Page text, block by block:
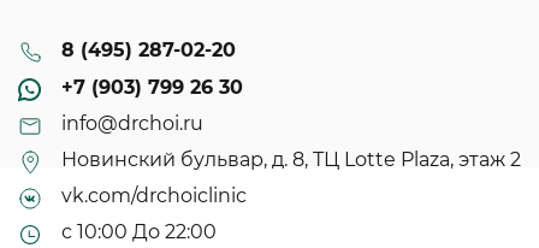
8 (495) 287-02-20
+7 (903) 799 26 30
info@drchoi.ru
Новинский бульвар, д. 8, ТЦ Lotte Plaza, этаж 2
vk.com/drchoiclinic
с 10:00 До 22:00